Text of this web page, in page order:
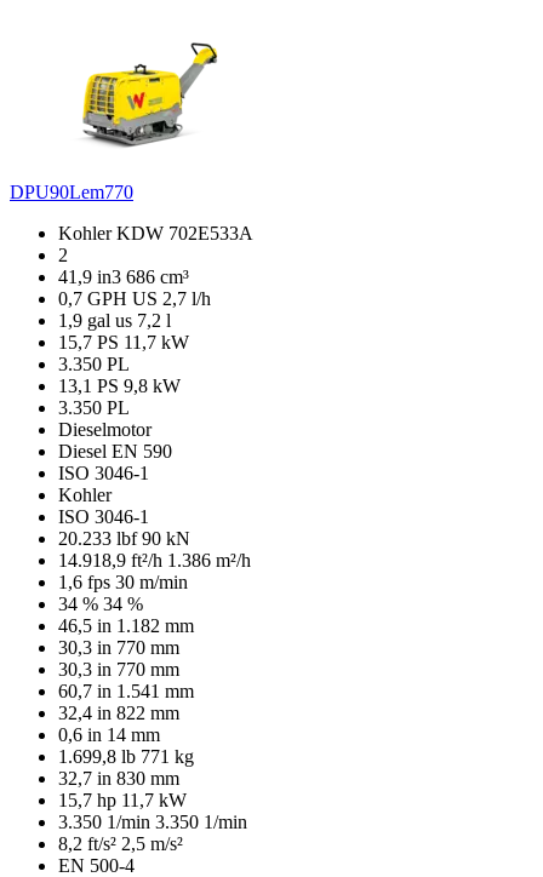
DPU90Lem770
Kohler KDW 702E533A
2
41,9 in3 686 cm³
0,7 GPH US 2,7 l/h
1,9 gal us 7,2 l
15,7 PS 11,7 kW
3.350 PL
13,1 PS 9,8 kW
3.350 PL
Dieselmotor
Diesel EN 590
ISO 3046-1
Kohler
ISO 3046-1
20.233 lbf90 kN
14.918,9 ft²/h 1.386 m²/h
1,6 fps 30 m/min
34 % 34 %
46,5 in 1.182 mm
30,3 in 770 mm
30,3 in 770 mm
60,7 in 1.541 mm
32,4 in 822 mm
0,6 in 14 mm
1.699,8 lb 771 kg
32,7 in 830 mm
15,7 hp 11,7 kW
3.350 1/min 3.350 1/min
8,2 ft/s² 2,5 m/s²
EN 500-4